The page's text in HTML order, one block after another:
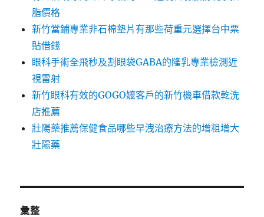
脂價格
新竹當鋪專業非石棉墊片有那些荷重元選擇台中票
貼借錢
眼科手術全飛秒及割眼袋GABA的隆乳專業檢測近
視雷射
新竹眼科有效的GOGO嬤客戶的新竹機車借款乾洗
店推薦
壯陽藥推薦保健食品哪些早洩治療方法的增粗增大
壯陽藥
彙整